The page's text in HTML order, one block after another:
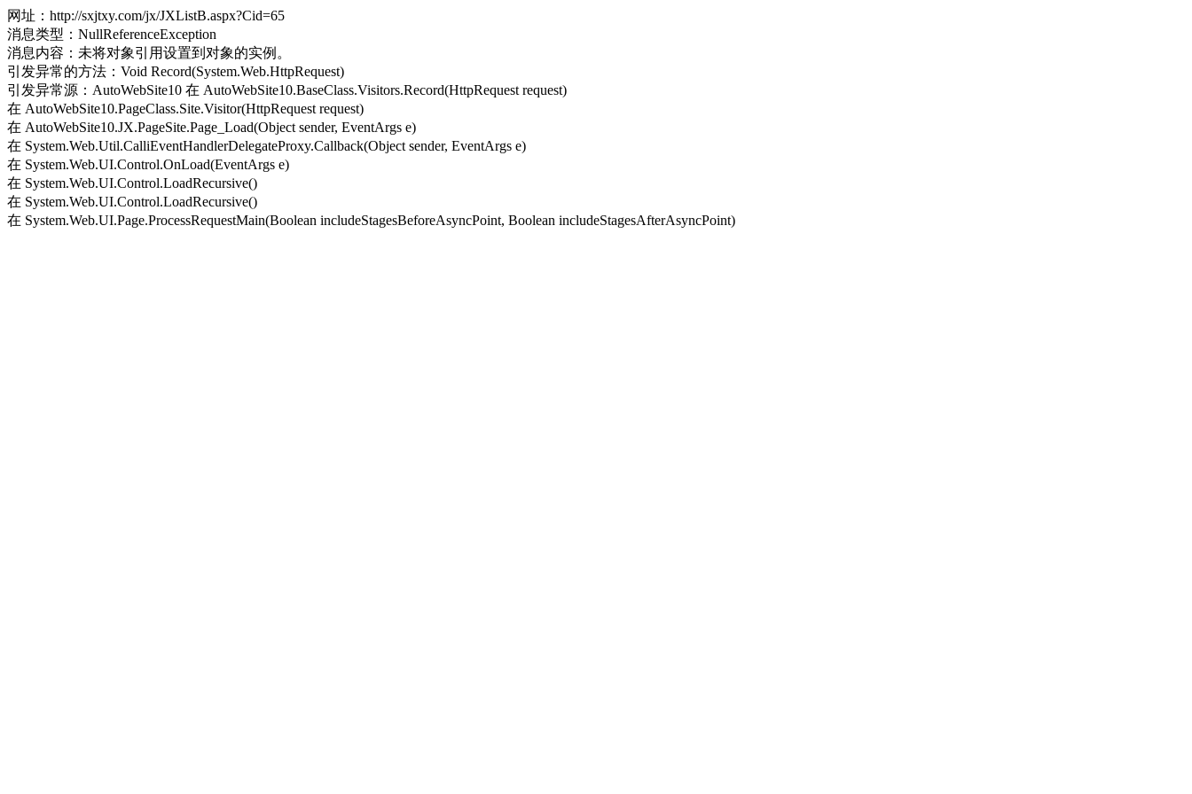
网址：http://sxjtxy.com/jx/JXListB.aspx?Cid=65
消息类型：NullReferenceException
消息内容：未将对象引用设置到对象的实例。
引发异常的方法：Void Record(System.Web.HttpRequest)
引发异常源：AutoWebSite10 在 AutoWebSite10.BaseClass.Visitors.Record(HttpRequest request)
在 AutoWebSite10.PageClass.Site.Visitor(HttpRequest request)
在 AutoWebSite10.JX.PageSite.Page_Load(Object sender, EventArgs e)
在 System.Web.Util.CalliEventHandlerDelegateProxy.Callback(Object sender, EventArgs e)
在 System.Web.UI.Control.OnLoad(EventArgs e)
在 System.Web.UI.Control.LoadRecursive()
在 System.Web.UI.Control.LoadRecursive()
在 System.Web.UI.Page.ProcessRequestMain(Boolean includeStagesBeforeAsyncPoint, Boolean includeStagesAfterAsyncPoint)